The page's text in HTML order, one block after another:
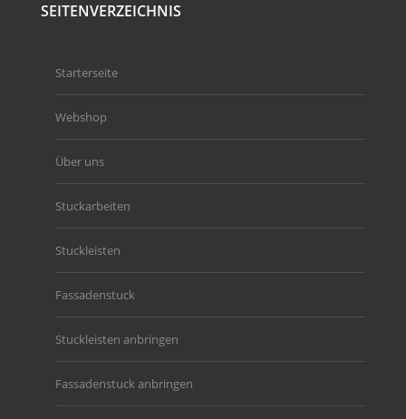
SEITENVERZEICHNIS
Starterseite
Webshop
Über uns
Stuckarbeiten
Stuckleisten
Fassadenstuck
Stuckleisten anbringen
Fassadenstuck anbringen